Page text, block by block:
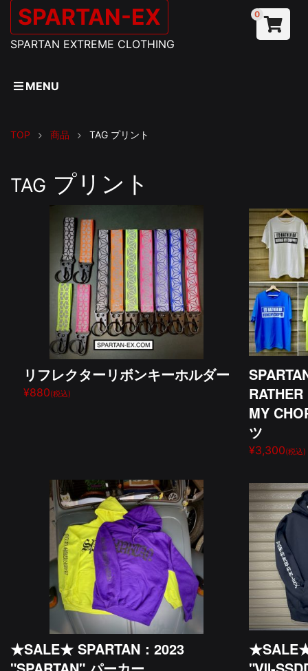
SPARTAN-EX
SPARTAN EXTREME CLOTHING
0
MENU
TOP 商品 TAG プリント
TAG プリント
リフレクターリボンキーホルダー
¥880(税込)
MY
ツ
¥3,300(税込)
★SALE★ SPARTAN：2023